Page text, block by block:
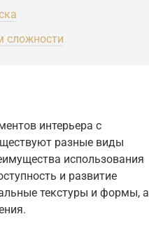
сложности
интерьера с
разные виды
использования
и развитие
текстуры и формы, а